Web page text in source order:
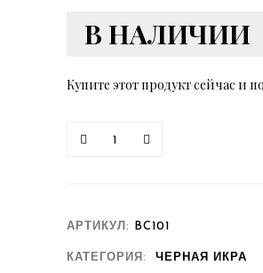
В НАЛИЧИИ
Купите этот продукт сейчас и
Количество
АРТИКУЛ: BC101
КАТЕГОРИЯ: ЧЕРНАЯ ИКРА